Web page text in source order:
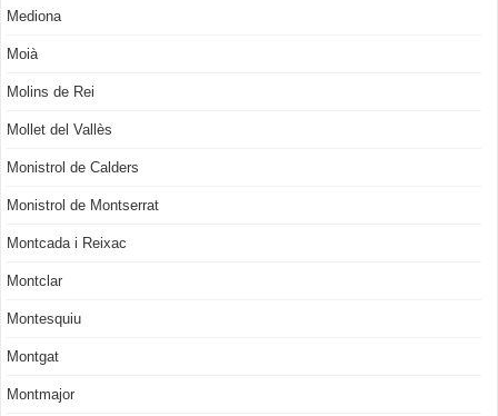
Mediona
Moià
Molins de Rei
Mollet del Vallès
Monistrol de Calders
Monistrol de Montserrat
Montcada i Reixac
Montclar
Montesquiu
Montgat
Montmajor